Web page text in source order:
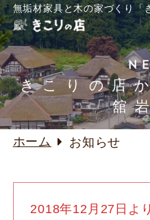
無垢材家具と木の家づくり「
きこりの店
「舘
ホーム お知らせ
2018年12月27日よ